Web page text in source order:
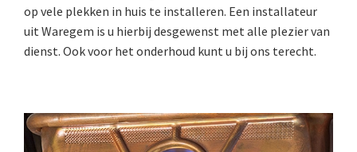
op vele plekken in huis te installeren. Een installateur
uit Waregem is u hierbij desgewenst met alle plezier van
dienst. Ook voor het onderhoud kunt u bij ons terecht.